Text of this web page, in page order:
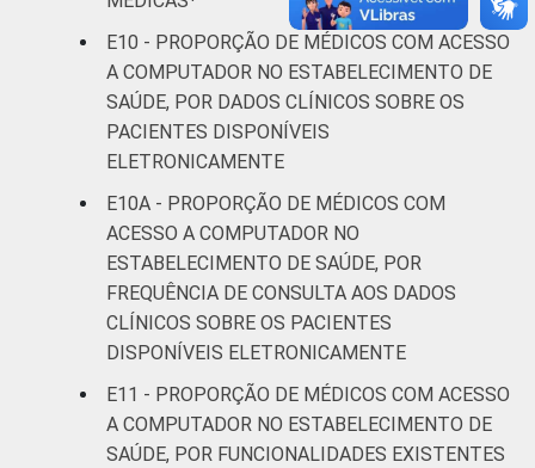
E10 - PROPORÇÃO DE MÉDICOS COM ACESSO
A COMPUTADOR NO ESTABELECIMENTO DE
SAÚDE, POR DADOS CLÍNICOS SOBRE OS
PACIENTES DISPONÍVEIS
ELETRONICAMENTE
E10A - PROPORÇÃO DE MÉDICOS COM
ACESSO A COMPUTADOR NO
ESTABELECIMENTO DE SAÚDE, POR
FREQUÊNCIA DE CONSULTA AOS DADOS
CLÍNICOS SOBRE OS PACIENTES
DISPONÍVEIS ELETRONICAMENTE
E11 - PROPORÇÃO DE MÉDICOS COM ACESSO
A COMPUTADOR NO ESTABELECIMENTO DE
SAÚDE, POR FUNCIONALIDADES EXISTENTES